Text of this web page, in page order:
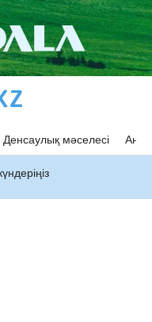
Денсаулық мәселесі Ана